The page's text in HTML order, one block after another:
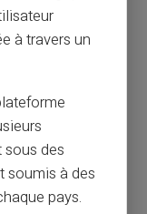
Veritas
Card Veritas
ses
les justificatifs
Aucun
pour finaliser
à travers un
des
soumis à des
pays.